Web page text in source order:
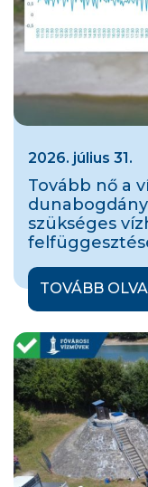
2026. július 31.
Tovább nő a
szükséges
TOVÁBB